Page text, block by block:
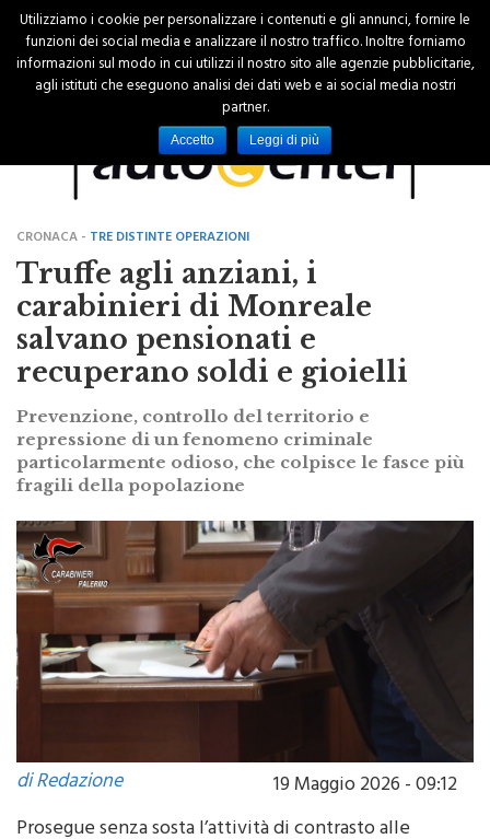
CRONACA -TRE DISTINTE OPERAZIONI
Truffe agli anziani, i
carabinieri di Monreale
salvano pensionati e
recuperano soldi e gioielli
Prevenzione, controllo del territorio e
repressione di un fenomeno criminale
particolarmente odioso, che colpisce le fasce più
di Redazione
19 Maggio 2026 - 09:12
Utilizziamo i cookie per personalizzare i contenuti e gli annunci, fornire le
funzioni dei social media e analizzare il nostro traffico. Inoltre forniamo
informazioni sul modo in cui utilizzi il nostro sito alle agenzie pubblicitarie,
agli istituti che eseguono analisi dei dati web e ai social media nostri
partner.
Accetto Leggi di più